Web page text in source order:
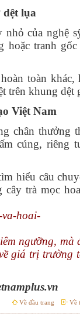
dệt lụa
của nghệ
hoặc tranh
toàn khác,
trên khung dệt
Việt Nam
chân thưởng
cúng, riêng
hiểu câu
trà mọc
ngưỡng, mà
giá trị trường
Về đầu trang Về